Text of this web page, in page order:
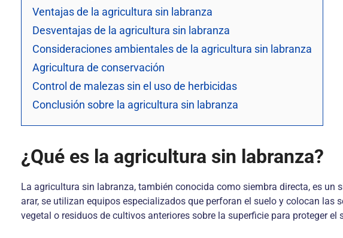
Ventajas de la agricultura sin labranza
Desventajas de la agricultura sin labranza
Consideraciones ambientales de la agricultura sin labranza
Agricultura de conservación
Control de malezas sin el uso de herbicidas
Conclusión sobre la agricultura sin labranza
¿Qué es la agricultura sin labranza?
La agricultura sin labranza, también conocida como siembra directa, es un
arar, se utilizan equipos especializados que perforan el suelo y colocan
vegetal o residuos de cultivos anteriores sobre la superficie para proteger el